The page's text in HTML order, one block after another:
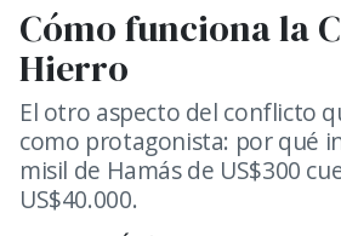
Cómo funciona la
Hierro
El otro aspecto del conflicto
como protagonista: por qué
misil de Hamás de US$300
US$40.000.